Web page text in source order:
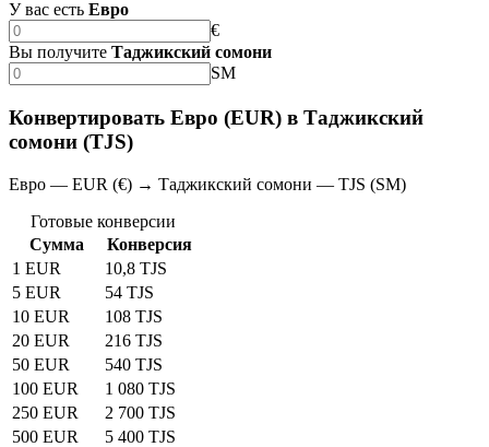
У вас есть Евро
€
Вы получите Таджикский сомони
SM
Конвертировать Евро (EUR) в Таджикский
сомони (TJS)
Евро — EUR (€) → Таджикский сомони — TJS (SM)
Готовые конверсии
Сумма
Конверсия
1 EUR
10,8 TJS
5 EUR
54 TJS
10 EUR
108 TJS
20 EUR
216 TJS
50 EUR
540 TJS
100 EUR
1 080 TJS
250 EUR
2 700 TJS
500 EUR
5 400 TJS